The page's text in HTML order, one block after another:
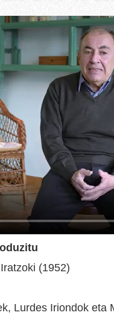
(1952)
Lurdes Iriondok eta